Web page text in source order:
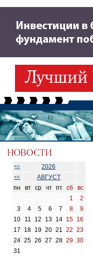
<< 2026
<<
АВГУСТ
пн
вт ср чт пт сб
вс
1
2
3
4 5 6 7 8
9
10
11 12 13 14 15 16
17
18 19 20 21 22
23
24 25 26 27 28 29 30
31